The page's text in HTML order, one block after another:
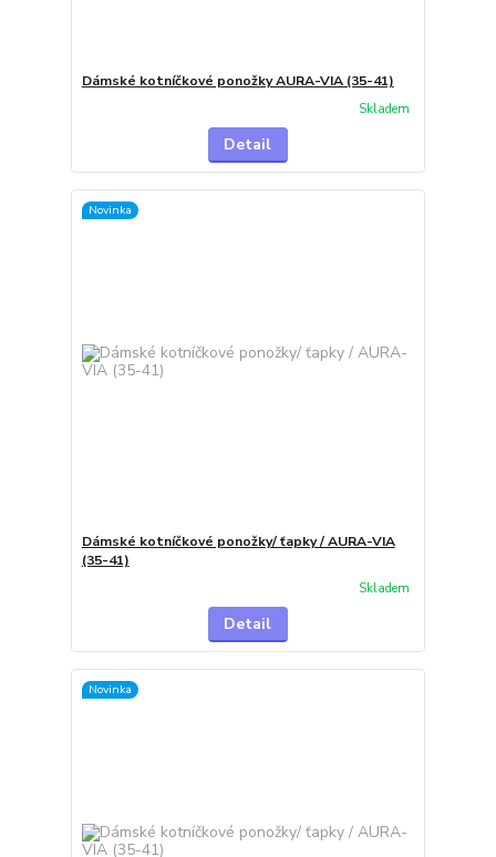
Dámské kotníčkové ponožky AURA-VIA (35-41)
Skladem
Detail
Novinka
Dámské kotníčkové ponožky/ ťapky / AURA-VIA
(35-41)
Skladem
Detail
Novinka